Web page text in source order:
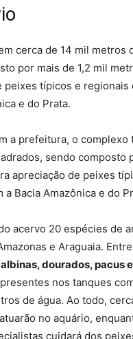
cerca de 14 mil metros
por mais de 1,2 mil
peixes típicos e regionais
e do Prata.
a prefeitura, o complexo
sendo composto
apreciação de peixes
a Bacia Amazônica e do
acervo 20 espécies de
e Araguaia.
dourados, pacus
nos tanques
de água. Ao todo,
no aquário,
cuidará dos